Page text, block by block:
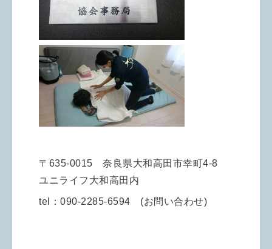
〒635-0015 奈良県大和高田市幸町4-8
ユニライフ大和高田内
tel：090-2285-6594 (お問い合わせ)